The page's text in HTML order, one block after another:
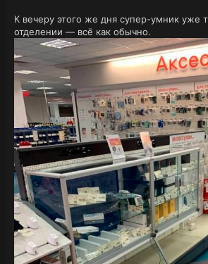
К вечеру этого же дня супер-умник уже
отделении — всё как обычно.